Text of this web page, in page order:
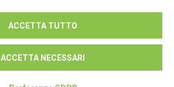
Seguici su:
ACCETTA TUTTO
ACCETTA NECESSARI